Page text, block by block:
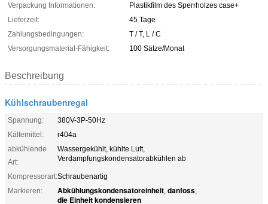
Verpackung Informationen:
Plastikfilm des Sperrholzes case+
Lieferzeit:
45 Tage
Zahlungsbedingungen:
T / T, L / C
Versorgungsmaterial-Fähigkeit:
100 Sätze/Monat
Beschreibung
Kühlschraubenregal
Spannung:
380V-3P-50Hz
Kältemittel:
r404a
abkühlende
Art:
Wassergekühlt, kühlte Luft,
Verdampfungskondensatorabkühlen ab
Kompressorart:Schraubenartig
Markieren:
Abkühlungskondensatoreinheit, danfoss,
die Einheit kondensieren